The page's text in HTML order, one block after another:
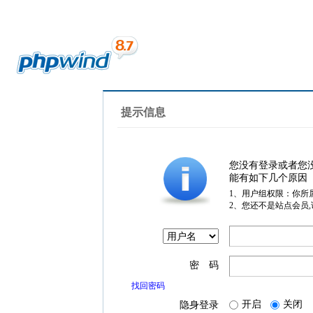
提示信息
您没有登录或者您
能有如下几个原因
1、用户组权限：你所
2、您还不是站点会员
密 码
找回密码
隐身登录 开启 关闭